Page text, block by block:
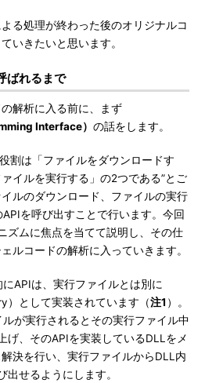
る処理が終わった後のオリジナルコ
いきたいと思います。
ばれるまで
解析に入る前に、まず
Interface） の話をします。
割は「ファイルをダウンロードす
イルを実行する」の2つである”とご
ルのダウンロード、ファイルの実行
を呼び出すことで行います。今回
ズムに焦点を当てて説明し、その仕
ルコードの解析に入っていきます。
APIは、実行ファイルとは別に
）として実装されています（注1 ）。
が実行されるとその実行ファイル中
げ、そのAPIを実装しているDLLをメ
決を行い、実行ファイルからDLL内
出せるようにします。